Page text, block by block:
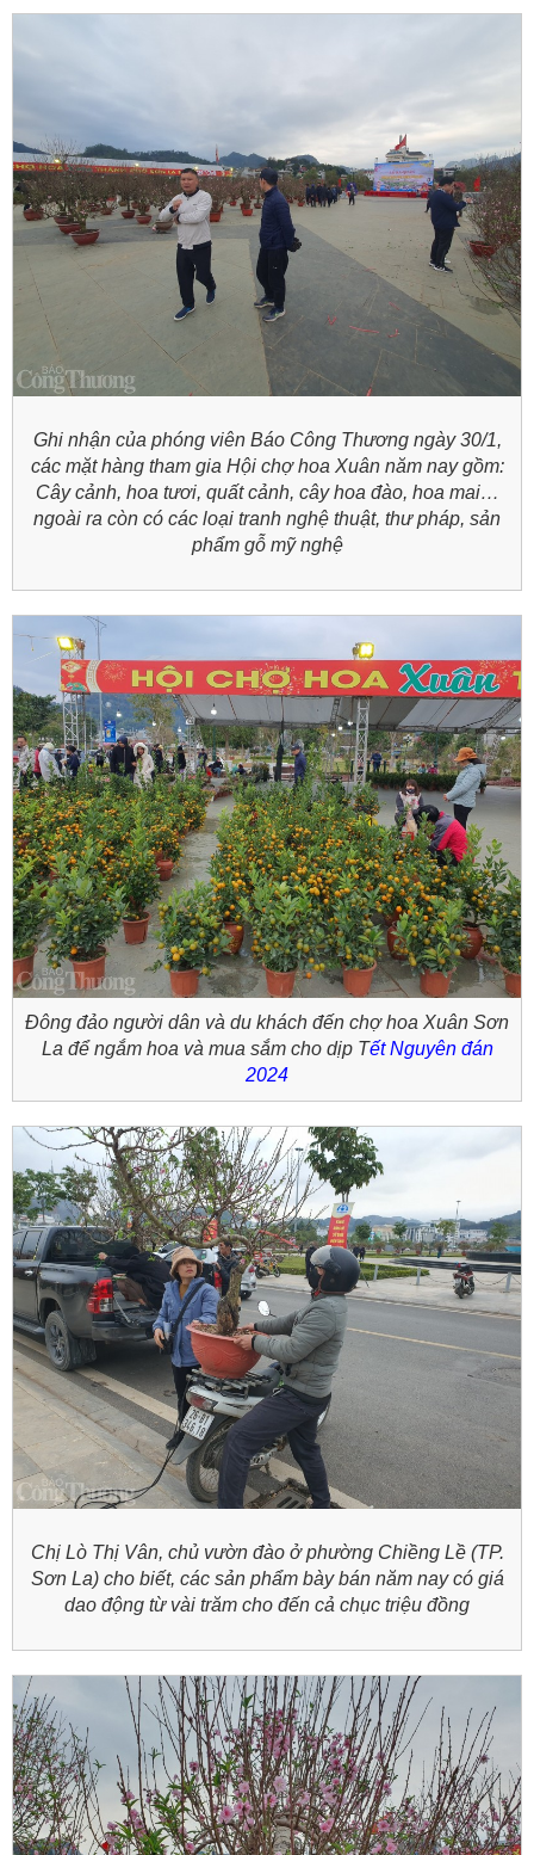
Ghi nhận của phóng viên Báo Công Thương ngày 30/1,
các mặt hàng tham gia Hội chợ hoa Xuân năm nay gồm:
Cây cảnh, hoa tươi, quất cảnh, cây hoa đào, hoa mai…
ngoài ra còn có các loại tranh nghệ thuật, thư pháp, sản
phẩm gỗ mỹ nghệ
Đông đảo người dân và du khách đến chợ hoa Xuân Sơn
La để ngắm hoa và mua sắm cho dịp Tết Nguyên đán
2024
Chị Lò Thị Vân, chủ vườn đào ở phường Chiềng Lề (TP.
Sơn La) cho biết, các sản phẩm bày bán năm nay có giá
dao động từ vài trăm cho đến cả chục triệu đồng